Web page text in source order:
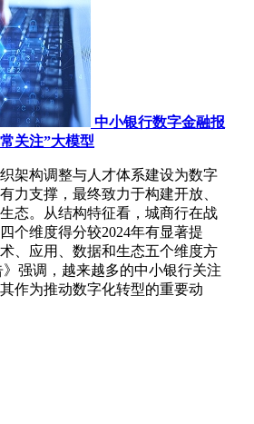
中小银行数字金融报
关注”大模型
架构调整与人才体系建设为数字
力支撑，最终致力于构建开放、
态。从结构特征看，城商行在战
个维度得分较2024年有显著提
、应用、数据和生态五个维度方
强调，越来越多的中小银行关注
作为推动数字化转型的重要动